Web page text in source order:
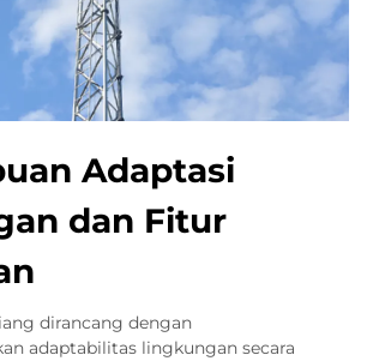
Adaptasi
dan Fitur
dirancang dengan
adaptabilitas lingkungan secara